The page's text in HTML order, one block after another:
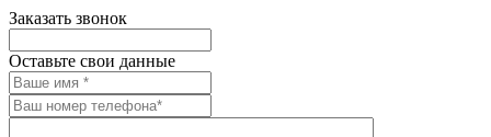
Заказать звонок
Оставьте свои данные